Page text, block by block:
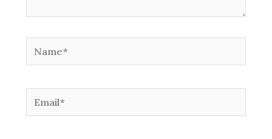
Email*